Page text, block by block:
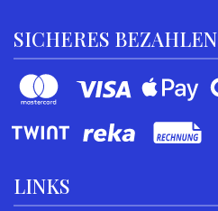
SICHERES BEZAHLEN
LINKS